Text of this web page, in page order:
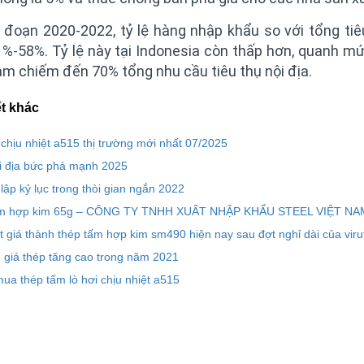
đoạn 2020-2022, tỷ lệ hàng nhập khẩu so với tổng
58%. Tỷ lệ này tại Indonesia còn thấp hơn, quanh
chiếm đến 70% tổng nhu cầu tiêu thụ nội địa.
khác
nhiệt a515 thị trường mới nhất 07/2025
địa bức phá mạnh 2025
kỷ lục trong thòi gian ngắn 2022
hợp kim 65g – CÔNG TY TNHH XUẤT NHẬP KHẨU STEEL VIỆT
giá thành thép tấm hợp kim sm490 hiện nay sau đợt nghỉ dài của
giá thép tăng cao trong năm 2021
thép tấm lò hơi chịu nhiệt a515